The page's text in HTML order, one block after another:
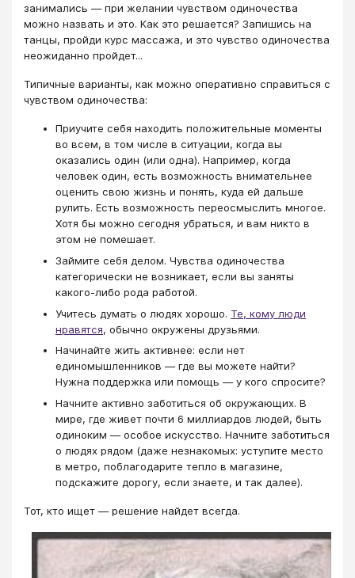
занимались — при желании чувством одиночества
можно назвать и это. Как это решается? Запишись на
танцы, пройди курс массажа, и это чувство одиночества
неожиданно пройдет...
Типичные варианты, как можно оперативно справиться с
чувством одиночества:
Приучите себя находить положительные моменты
во всем, в том числе в ситуации, когда вы
оказались один (или одна). Например, когда
человек один, есть возможность внимательнее
оценить свою жизнь и понять, куда ей дальше
рулить. Есть возможность переосмыслить многое.
Хотя бы можно сегодня убраться, и вам никто в
этом не помешает.
Займите себя делом. Чувства одиночества
категорически не возникает, если вы заняты
какого-либо рода работой.
Учитесь думать о людях хорошо. Те, кому люди
нравятся, обычно окружены друзьями.
Начинайте жить активнее: если нет
единомышленников — где вы можете найти?
Нужна поддержка или помощь — у кого спросите?
Начните активно заботиться об окружающих. В
мире, где живет почти 6 миллиардов людей, быть
одиноким — особое искусство. Начните заботиться
о людях рядом (даже незнакомых: уступите место
в метро, поблагодарите тепло в магазине,
подскажите дорогу, если знаете, и так далее).
Тот, кто ищет — решение найдет всегда.